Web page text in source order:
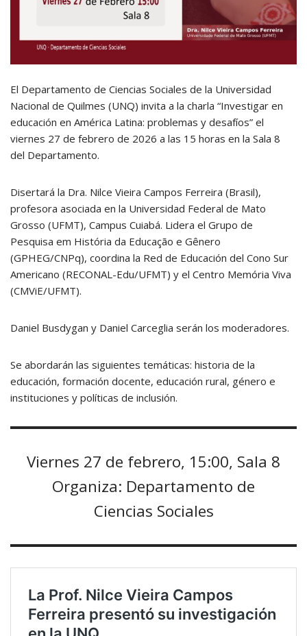
El Departamento de Ciencias Sociales de la Universidad
Nacional de Quilmes (UNQ) invita a la charla “Investigar en
educación en América Latina: problemas y desafíos” el
viernes 27 de febrero de 2026 a las 15 horas en la Sala 8
del Departamento.
Disertará la Dra. Nilce Vieira Campos Ferreira (Brasil),
profesora asociada en la Universidad Federal de Mato
Grosso (UFMT), Campus Cuiabá. Lidera el Grupo de
Pesquisa em História da Educação e Gênero
(GPHEG/CNPq), coordina la Red de Educación del Cono Sur
Americano (RECONAL-Edu/UFMT) y el Centro Memória Viva
(CMViE/UFMT).
Daniel Busdygan y Daniel Carceglia serán los moderadores.
Se abordarán las siguientes temáticas: historia de la
educación, formación docente, educación rural, género e
instituciones y políticas de inclusión.
Viernes 27 de febrero, 15:00, Sala 8
Organiza: Departamento de
Ciencias Sociales